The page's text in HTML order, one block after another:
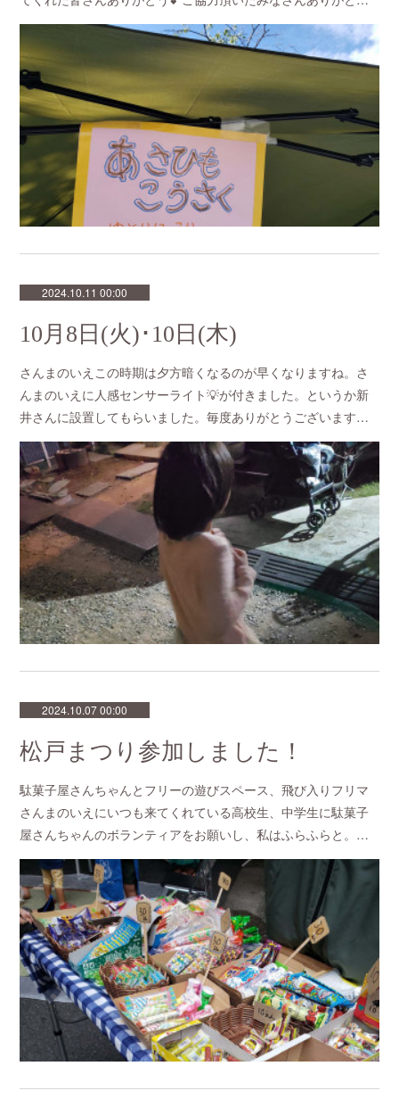
2024.10.11 00:00
10月8日(火)･10日(木)
さんまのいえこの時期は夕方暗くなるのが早くなりますね。さ
んまのいえに人感センサーライト💡が付きました。というか新
井さんに設置してもらいました。毎度ありがとうございます…
2024.10.07 00:00
松戸まつり参加しました！
駄菓子屋さんちゃんとフリーの遊びスペース、飛び入りフリマ
さんまのいえにいつも来てくれている高校生、中学生に駄菓子
屋さんちゃんのボランティアをお願いし、私はふらふらと。…